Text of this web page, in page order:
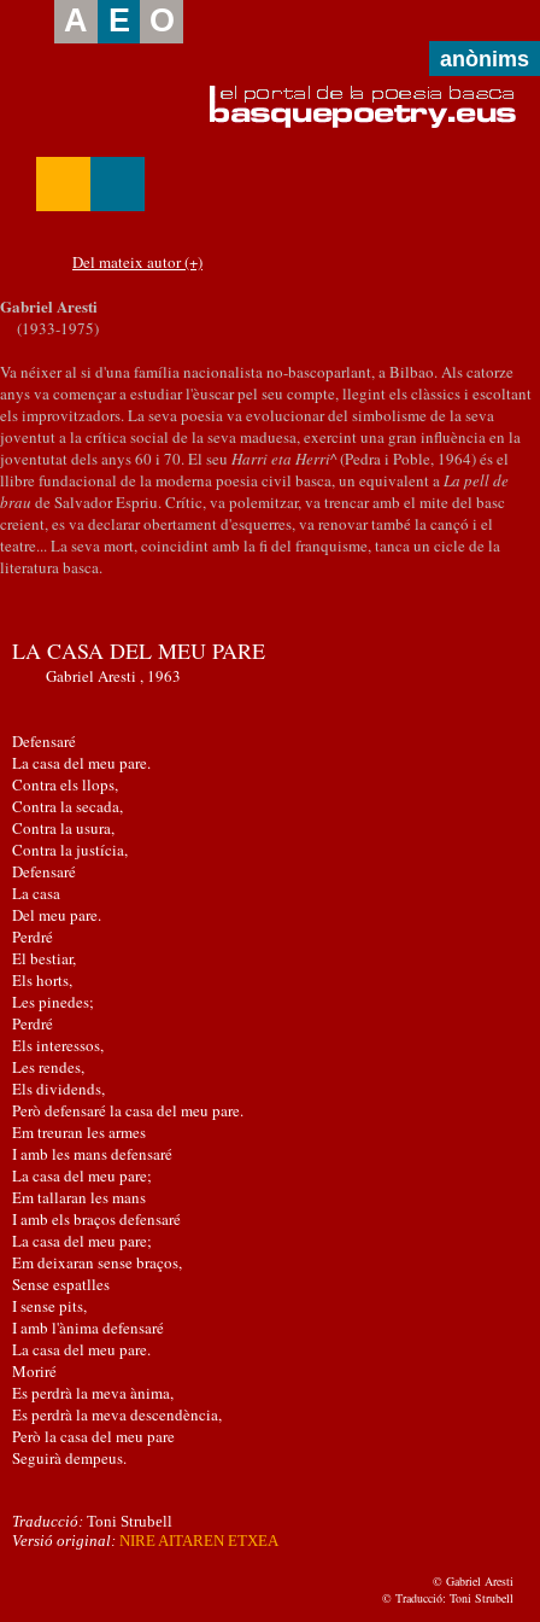
A E O
anònims
Del mateix autor (+)
Gabriel Aresti
(1933-1975)
Va néixer al si d'una família nacionalista no-bascoparlant, a Bilbao. Als catorze
anys va començar a estudiar l'èuscar pel seu compte, llegint els clàssics i escoltant
els improvitzadors. La seva poesia va evolucionar del simbolisme de la seva
joventut a la crítica social de la seva maduesa, exercint una gran influència en la
joventutat dels anys 60 i 70. El seu Harri eta Herri^(Pedra i Poble, 1964) és el
llibre fundacional de la moderna poesia civil basca, un equivalent aLa pell de
brau de Salvador Espriu. Crític, va polemitzar, va trencar amb el mite del basc
creient, es va declarar obertament d'esquerres, va renovar també la cançó i el
teatre... La seva mort, coincidint amb la fi del franquisme, tanca un cicle de la
literatura basca.
LA CASA DEL MEU PARE
Gabriel Aresti , 1963
Defensaré
La casa del meu pare.
Contra els llops,
Contra la secada,
Contra la usura,
Contra la justícia,
Defensaré
La casa
Del meu pare.
Perdré
El bestiar,
Els horts,
Les pinedes;
Perdré
Els interessos,
Les rendes,
Els dividends,
Però defensaré la casa del meu pare.
Em treuran les armes
I amb les mans defensaré
La casa del meu pare;
Em tallaran les mans
I amb els braços defensaré
La casa del meu pare;
Em deixaran sense braços,
Sense espatlles
I sense pits,
I amb l'ànima defensaré
La casa del meu pare.
Moriré
Es perdrà la meva ànima,
Es perdrà la meva descendència,
Però la casa del meu pare
Seguirà dempeus.
Traducció: Toni Strubell
Versió original: NIRE AITAREN ETXEA
© Gabriel Aresti
© Traducció: Toni Strubell